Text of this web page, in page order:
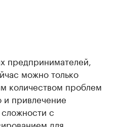
предпринимателей,
можно только
количеством проблем
и привлечение
с
для